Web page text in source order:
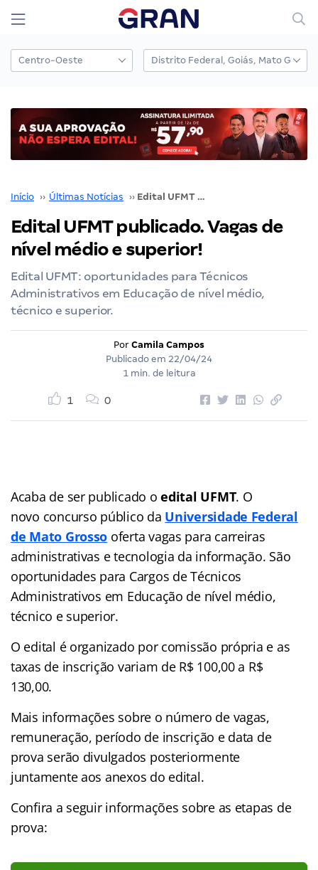
Início ›› Últimas Notícias ›› Edital UFMT publicado. Vagas de nível médio e superior!
Edital UFMT publicado. Vagas de
nível médio e superior!
Edital UFMT: oportunidades para Técnicos
Administrativos em Educação de nível médio,
técnico e superior.
Por Camila Campos
Publicado em 22/04/24
1 min. de leitura
1 0
Acaba de ser publicado oedital UFMT. O
novo concurso público da Universidade Federal
de Mato Grosso oferta vagas para carreiras
administrativas e tecnologia da informação. São
oportunidades para Cargos de Técnicos
Administrativos em Educação de nível médio,
técnico e superior.
O edital é organizado por comissão própria e as
taxas de inscrição variam de R$ 100,00 a R$
130,00.
Mais informações sobre o número de vagas,
remuneração, período de inscrição e data de
prova serão divulgados posteriormente
juntamente aos anexos do edital.
Confira a seguir informações sobre as etapas de
prova: